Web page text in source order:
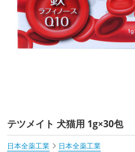
テツメイト 犬猫用 1g×30包
日本全薬工業
日本全薬工業